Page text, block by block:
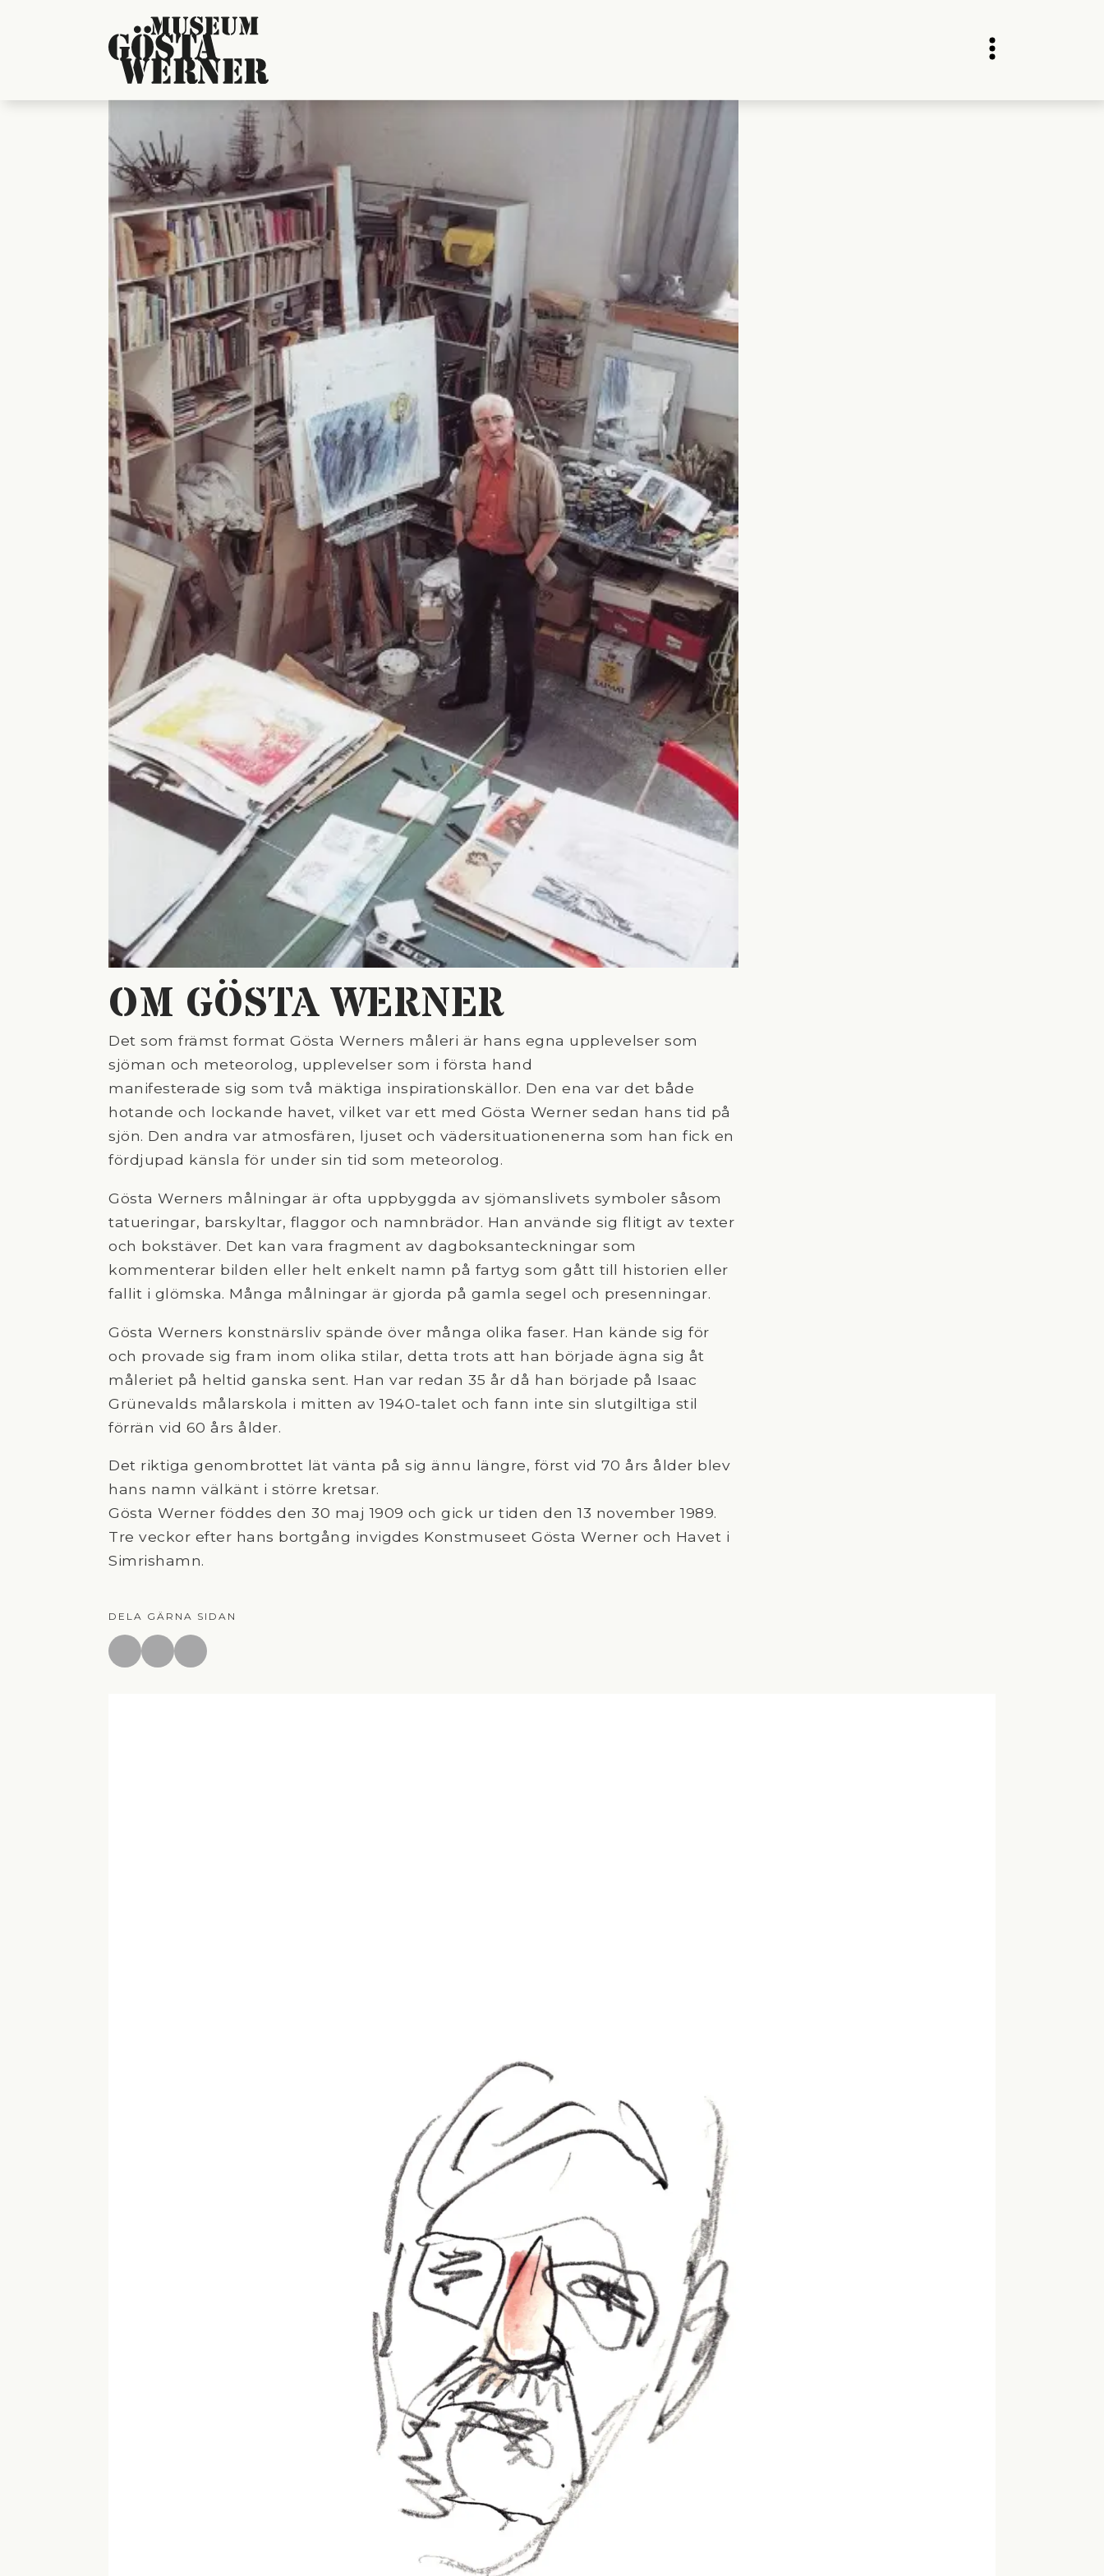
OM GÖSTA WERNER
Det som främst format Gösta Werners måleri är hans egna upplevelser som
sjöman och meteorolog, upplevelser som i första hand
manifesterade sig som två mäktiga inspirationskällor. Den ena var det både
hotande och lockande havet, vilket var ett med Gösta Werner sedan hans tid på
sjön. Den andra var atmosfären, ljuset och vädersituationenerna som han fick en
fördjupad känsla för under sin tid som meteorolog.
Gösta Werners målningar är ofta uppbyggda av sjömanslivets symboler såsom
tatueringar, barskyltar, flaggor och namnbrädor. Han använde sig flitigt av texter
och bokstäver. Det kan vara fragment av dagboksanteckningar som
kommenterar bilden eller helt enkelt namn på fartyg som gått till historien eller
fallit i glömska. Många målningar är gjorda på gamla segel och presenningar.
Gösta Werners konstnärsliv spände över många olika faser. Han kände sig för
och provade sig fram inom olika stilar, detta trots att han började ägna sig åt
måleriet på heltid ganska sent. Han var redan 35 år då han började på Isaac
Grünevalds målarskola i mitten av 1940-talet och fann inte sin slutgiltiga stil
förrän vid 60 års ålder.
Det riktiga genombrottet lät vänta på sig ännu längre, först vid 70 års ålder blev
hans namn välkänt i större kretsar.
Gösta Werner föddes den 30 maj 1909 och gick ur tiden den 13 november 1989.
Tre veckor efter hans bortgång invigdes Konstmuseet Gösta Werner och Havet i
Simrishamn.
DELA GÄRNA SIDAN